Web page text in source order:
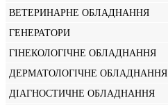
ВЕТЕРИНАРНЕ ОБЛАДНАННЯ
ГЕНЕРАТОРИ
ГІНЕКОЛОГІЧНЕ ОБЛАДНАННЯ
ДЕРМАТОЛОГІЧНЕ ОБЛАДНАННЯ
ДІАГНОСТИЧНЕ ОБЛАДНАННЯ